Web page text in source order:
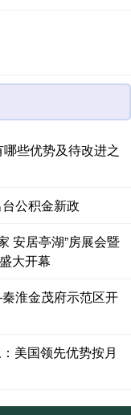
些优势及待改进之
公积金新政
安居亭湖”房展会暨
大开幕
淮金茂府示范区开
美国领先优势按月